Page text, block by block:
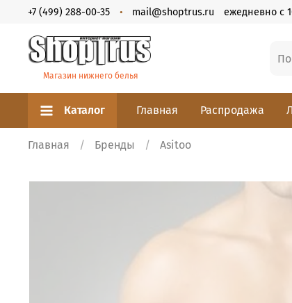
+7 (499) 288-00-35 mail@shoptrus.ru ежедневно с
Магазин нижнего белья
Каталог Главная Распродажа
Главная Бренды Asitoo